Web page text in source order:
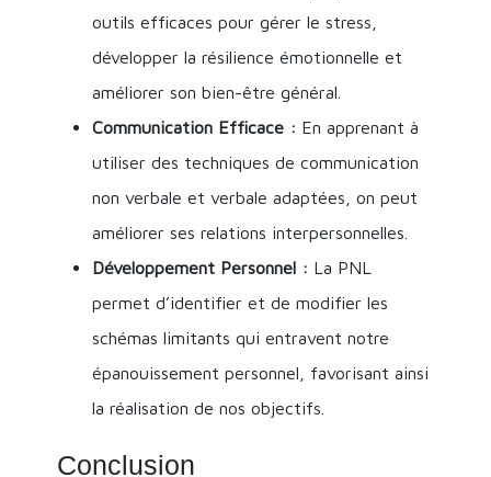
outils efficaces pour gérer le stress,
développer la résilience émotionnelle et
améliorer son bien-être général.
Communication Efficace : En apprenant à
utiliser des techniques de communication
non verbale et verbale adaptées, on peut
améliorer ses relations interpersonnelles.
Développement Personnel : La PNL
permet d’identifier et de modifier les
schémas limitants qui entravent notre
épanouissement personnel, favorisant ainsi
la réalisation de nos objectifs.
Conclusion